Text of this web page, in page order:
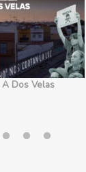
A Dos Velas